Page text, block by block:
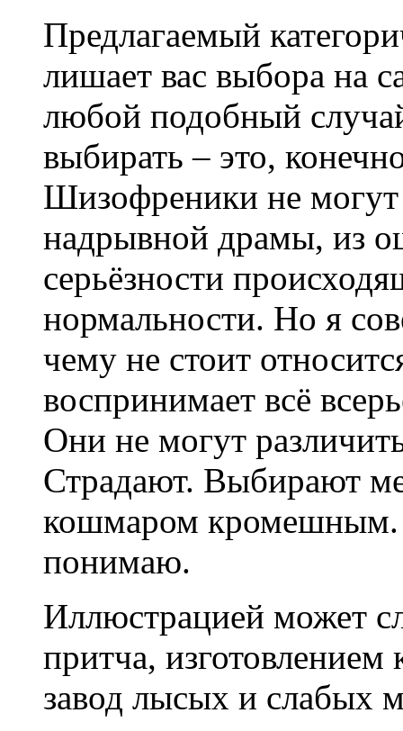
Предлагаемый
лишает вас выбора на
любой подобный
выбирать – это,
Шизофреники не могут
надрывной драмы, из
серьёзности
нормальности. Но я
чему не стоит
воспринимает всё
Они не могут
Страдают. Выбирают
кошмаром кромешным.
понимаю.
Иллюстрацией может
притча,
завод лысых и слабых